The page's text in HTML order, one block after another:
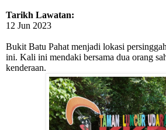
Tarikh Lawatan:
12 Jun 2023
Bukit Batu Pahat menjadi lokasi
ini. Kali ini mendaki bersama dua orang
kenderaan.